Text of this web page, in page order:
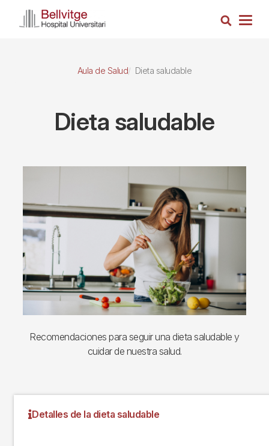
Busca
Aula de Salud Dieta saludable
Dieta saludable
Recomendaciones para seguir una dieta saludable y
cuidar de nuestra salud.
Detalles de la dieta saludable